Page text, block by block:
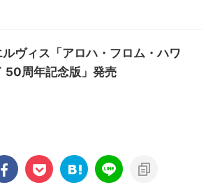
ルヴィス「アロハ・フロム・ハワ
50周年記念版」発売